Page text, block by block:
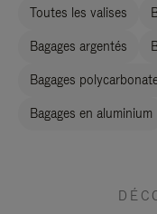
Toutes les valises
Bagages argentés
Bagages
Bagages en aluminium